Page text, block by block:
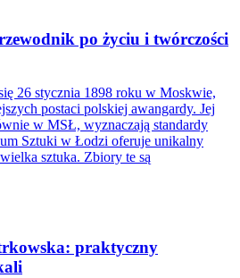
po życiu i twórczości
26 stycznia 1898 roku w Moskwie,
postaci polskiej awangardy. Jej
w MSŁ, wyznaczają standardy
Sztuki w Łodzi oferuje unikalny
sztuka. Zbiory te są
praktyczny